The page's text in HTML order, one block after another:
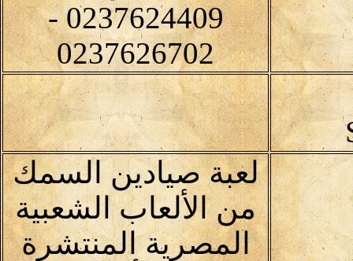
0237624409 -
0237626702
لعبة صيادين السمك
من الألعاب الشعبية
المصرية المنتشرة